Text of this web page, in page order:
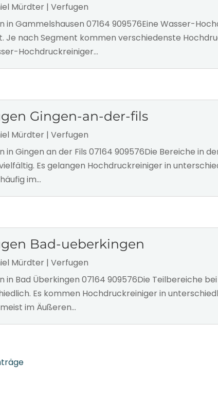
Mürdter |Verfugen
in Gammelshausen 07164 909576Eine Wasser-
Je nach Segment kommen verschiedenste
Hochdruckreiniger...
Gingen-an-der-fils
Mürdter |Verfugen
in Gingen an der Fils 07164 909576Die Bereiche in
Es gelangen Hochdruckreiniger in
im...
Bad-ueberkingen
Mürdter |Verfugen
in Bad Überkingen 07164 909576Die Teilbereiche
Es kommen Hochdruckreiniger in
im Äußeren...